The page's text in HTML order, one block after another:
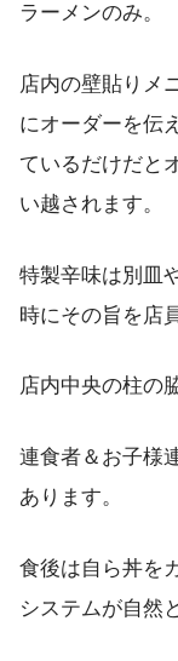
ラーメンのみ。
店内の壁貼りメ
にオーダーを伝
ているだけだと
い越されます。
特製辛味は別皿
時にその旨を店
店内中央の柱の
連食者＆お子様
あります。
食後は自ら丼を
システムが自然